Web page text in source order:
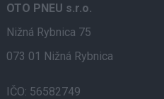
OTO PNEU s.r.o.
Nižná Rybnica 75
073 01 Nižná Rybnica
IČO: 56582749